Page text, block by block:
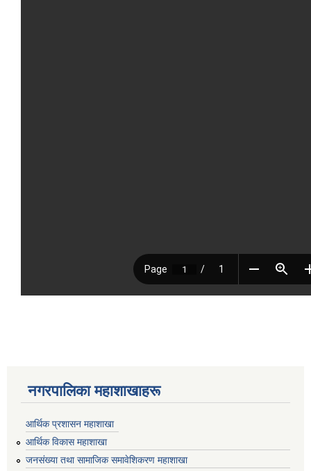
नगरपालिका महाशाखाहरू
आर्थिक प्रशासन महाशाखा
आर्थिक विकास महाशाखा
जनसंख्या तथा सामाजिक समावेशिकरण महाशाखा